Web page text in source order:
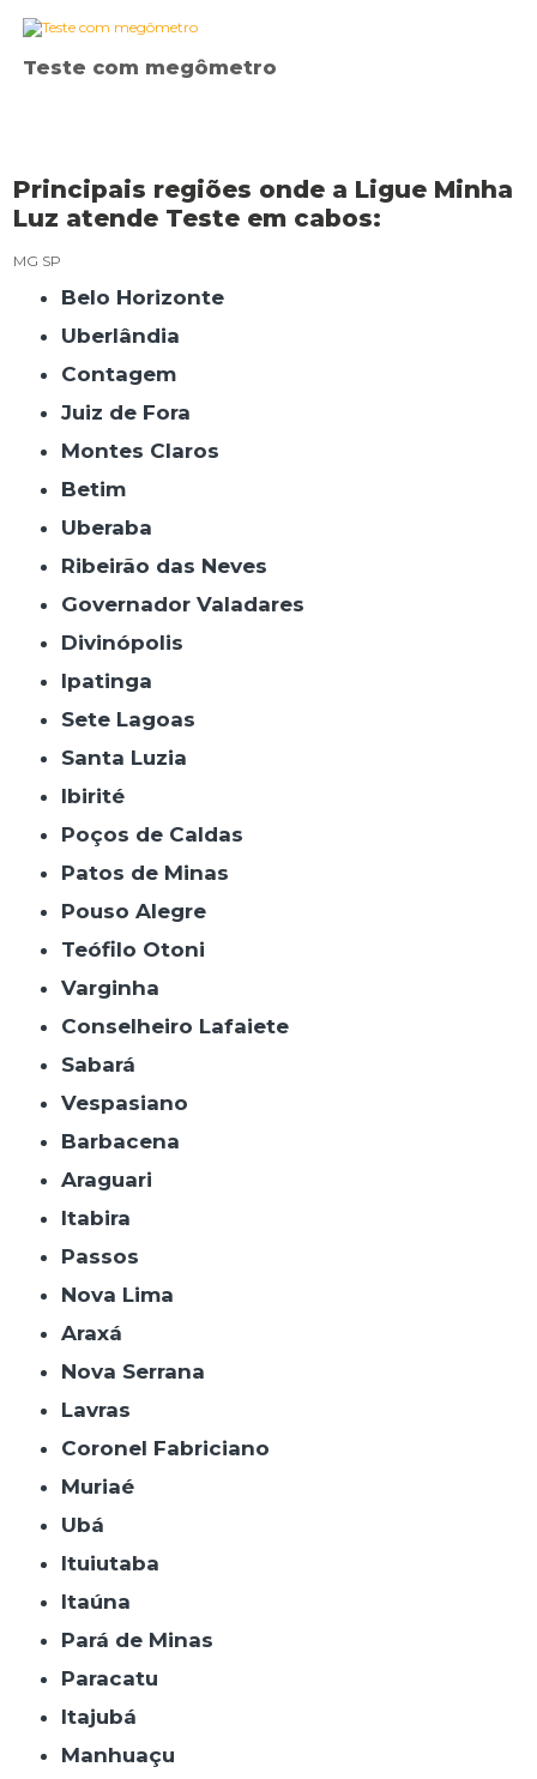
Teste com megômetro
Principais regiões onde a Ligue Minha
Luz atende Teste em cabos:
MG SP
Belo Horizonte
Uberlândia
Contagem
Juiz de Fora
Montes Claros
Betim
Uberaba
Ribeirão das Neves
Governador Valadares
Divinópolis
Ipatinga
Sete Lagoas
Santa Luzia
Ibirité
Poços de Caldas
Patos de Minas
Pouso Alegre
Teófilo Otoni
Varginha
Conselheiro Lafaiete
Sabará
Vespasiano
Barbacena
Araguari
Itabira
Passos
Nova Lima
Araxá
Nova Serrana
Lavras
Coronel Fabriciano
Muriaé
Ubá
Ituiutaba
Itaúna
Pará de Minas
Paracatu
Itajubá
Manhuaçu